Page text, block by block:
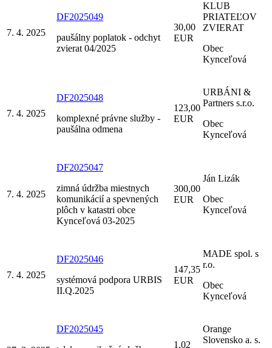
7. 4. 2025
DF2025049
paušálny poplatok - odchyt
zvierat 04/2025
30,00
EUR
KLUB
PRIATEĽOV
ZVIERAT
Obec
Kynceľová
7. 4. 2025
DF2025048
komplexné právne služby -
paušálna odmena
123,00
EUR
URBÁNI &
Partners s.r.o.
Obec
Kynceľová
7. 4. 2025
DF2025047
zimná údržba miestnych
komunikácií a spevnených
plôch v katastri obce
Kynceľová 03-2025
300,00
EUR
Ján Lizák
Obec
Kynceľová
7. 4. 2025
DF2025046
systémová podpora URBIS
II.Q.2025
147,35
EUR
MADE spol. s
r.o.
Obec
Kynceľová
DF2025045
1,02
Orange
Slovensko a. s.